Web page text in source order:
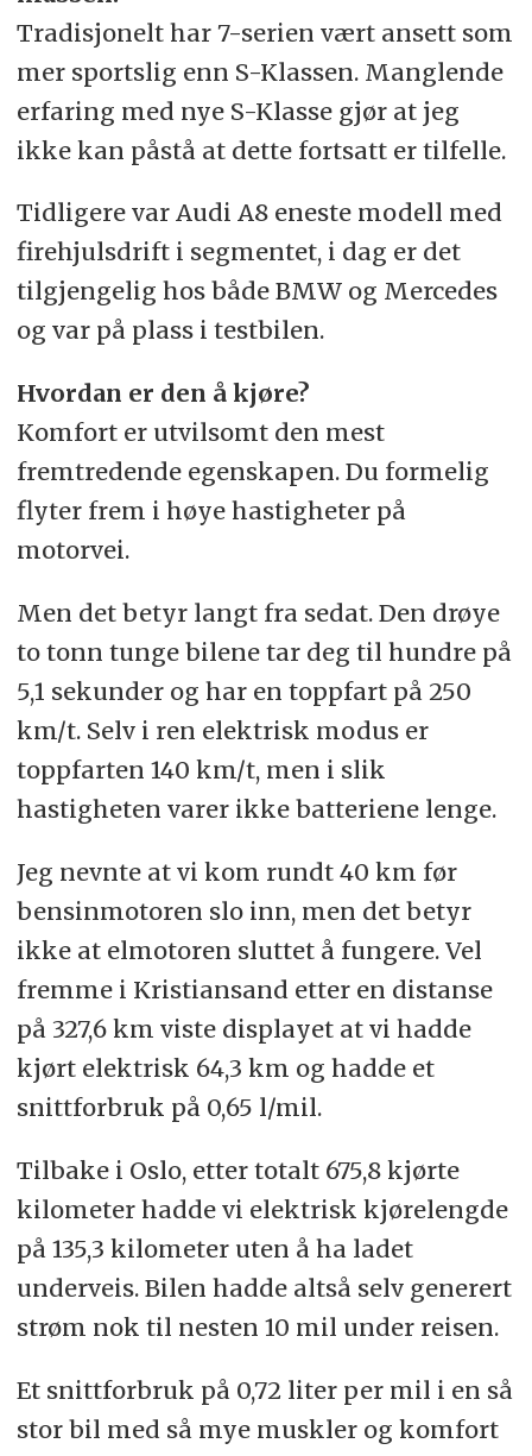
Tradisjonelt har 7-serien vært ansett som
mer sportslig enn S-Klassen. Manglende
erfaring med nye S-Klasse gjør at jeg
ikke kan påstå at dette fortsatt er tilfelle.
Tidligere var Audi A8 eneste modell med
firehjulsdrift i segmentet, i dag er det
tilgjengelig hos både BMW og Mercedes
og var på plass i testbilen.
Hvordan er den å kjøre?
Komfort er utvilsomt den mest
fremtredende egenskapen. Du formelig
flyter frem i høye hastigheter på
motorvei.
Men det betyr langt fra sedat. Den drøye
to tonn tunge bilene tar deg til hundre på
5,1 sekunder og har en toppfart på 250
km/t. Selv i ren elektrisk modus er
toppfarten 140 km/t, men i slik
hastigheten varer ikke batteriene lenge.
Jeg nevnte at vi kom rundt 40 km før
bensinmotoren slo inn, men det betyr
ikke at elmotoren sluttet å fungere. Vel
fremme i Kristiansand etter en distanse
på 327,6 km viste displayet at vi hadde
kjørt elektrisk 64,3 km og hadde et
snittforbruk på 0,65 l/mil.
Tilbake i Oslo, etter totalt 675,8 kjørte
kilometer hadde vi elektrisk kjørelengde
på 135,3 kilometer uten å ha ladet
underveis. Bilen hadde altså selv generert
strøm nok til nesten 10 mil under reisen.
Et snittforbruk på 0,72 liter per mil i en så
stor bil med så mye muskler og komfort